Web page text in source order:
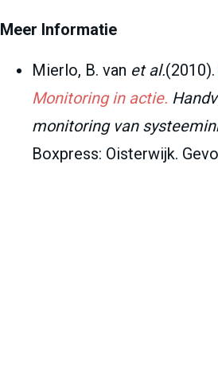
Meer Informatie
Mierlo, B. van et al.(2010).
Monitoring in actie.
monitoring van
Boxpress: Oisterwijk.